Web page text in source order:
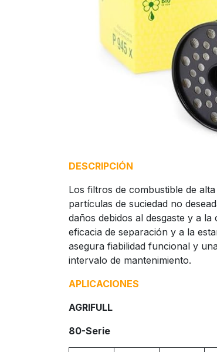
DESCRIPCIÓN
Los filtros de combustible de
partículas de suciedad no
daños debidos al desgaste y a
eficacia de separación y a la
asegura fiabilidad funcional y
intervalo de mantenimiento.
APLICACIONES
AGRIFULL
80-Serie